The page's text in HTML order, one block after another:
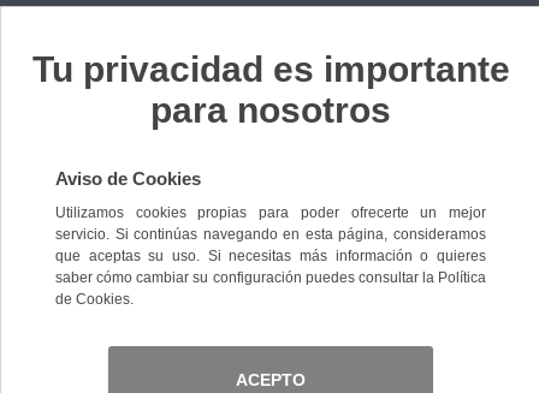
217M Tinta EcoInk
LC1240/LC1280 magenta
Ref. I2BRO1240MLL